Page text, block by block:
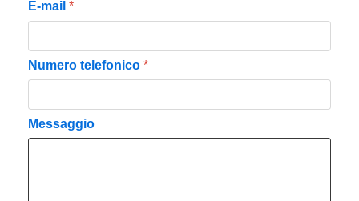
E-mail *
Numero telefonico *
Messaggio